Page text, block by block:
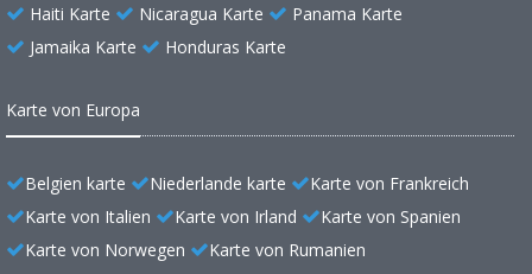
Haiti Karte
Nicaragua Karte
Panama Karte
Jamaika Karte
Honduras Karte
Karte von Europa
Belgien karte Niederlande karte
Karte von Frankreich
Karte von Italien
Karte von Irland
Karte von Spanien
Karte von Norwegen
Karte von Rumanien